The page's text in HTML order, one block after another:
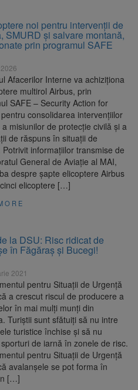
Două
fiscală de
Brașov după
putea deveni
a Victimelor
noi pentru intervenții de
SMURD și salvare montană,
prin programul SAFE
Afacerilor Interne va achiziționa
multirol Airbus, prin
SAFE – Security Action for
consolidarea intervențiilor
misiunilor de protecție civilă și a
de răspuns în situații de
Potrivit informațiilor transmise de
General de Aviație al MAI,
despre șapte elicoptere Airbus
elicoptere […]
la DSU: Risc ridicat de
în Făgăraș și Bucegi!
2021
pentru Situații de Urgență
a crescut riscul de producere a
în mai mulți munți din
Turiștii sunt sfătuiți să nu intre
turistice închise și să nu
de iarnă în zonele de risc.
pentru Situații de Urgență
avalanșele se pot forma în
[…]